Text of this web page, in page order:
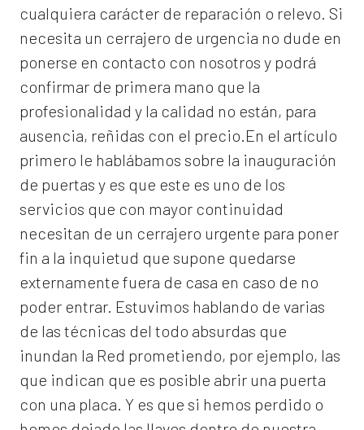
cualquiera carácter de reparación o relevo. Si
necesita un cerrajero de urgencia no dude en
ponerse en contacto con nosotros y podrá
confirmar de primera mano que la
profesionalidad y la calidad no están, para
ausencia, reñidas con el precio.En el artículo
primero le hablábamos sobre la inauguración
de puertas y es que este es uno de los
servicios que con mayor continuidad
necesitan de un cerrajero urgente para poner
fin a la inquietud que supone quedarse
externamente fuera de casa en caso de no
poder entrar. Estuvimos hablando de varias
de las técnicas del todo absurdas que
inundan la Red prometiendo, por ejemplo, las
que indican que es posible abrir una puerta
con una placa. Y es que si hemos perdido o